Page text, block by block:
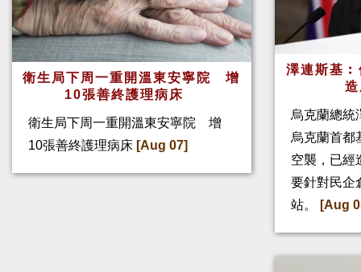
衛生局下周一重開溫東安寧院 增
10張善終護理病床
衛生局下周一重開溫東安寧院 增
10張善終護理病床 [Aug 07]
澤連斯基
烏克蘭總統
烏克蘭首都
空襲，已經
要針對民企
站。
[Aug